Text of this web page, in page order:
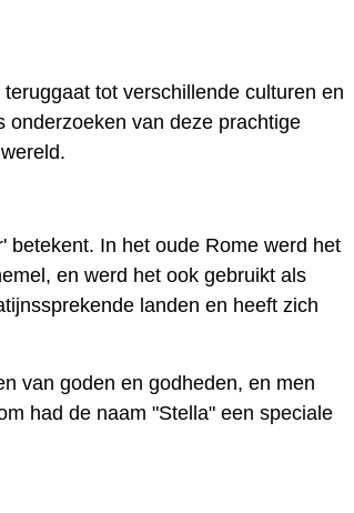
tot verschillende culturen en
onderzoeken van deze prachtige
betekent. In het oude Rome werd het
en werd het ook gebruikt als
landen en heeft zich
van goden en godheden, en men
had de naam "Stella" een speciale